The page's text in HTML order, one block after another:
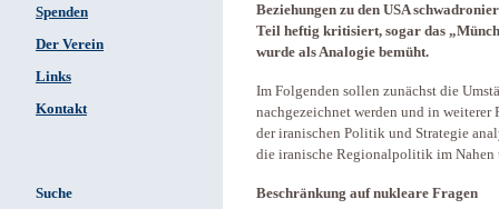
Spenden
Der Verein
Links
Kontakt
Suche
Beziehungen zu den USA
Teil heftig kritisiert, sogar das
wurde als Analogie bemüht.
Im Folgenden sollen zunächst die
nachgezeichnet werden und in weiterer
der iranischen Politik und Strategie
die iranische Regionalpolitik im Nahen
Beschränkung auf nukleare Fragen